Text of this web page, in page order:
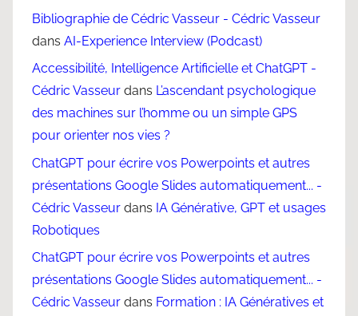
Bibliographie de Cédric Vasseur - Cédric Vasseur
dans AI-Experience Interview (Podcast)
Accessibilité, Intelligence Artificielle et ChatGPT -
Cédric Vasseur dans L’ascendant psychologique
des machines sur l’homme ou un simple GPS
pour orienter nos vies ?
ChatGPT pour écrire vos Powerpoints et autres
présentations Google Slides automatiquement... -
Cédric Vasseur dans IA Générative, GPT et usages
Robotiques
ChatGPT pour écrire vos Powerpoints et autres
présentations Google Slides automatiquement... -
Cédric Vasseur dans Formation : IA Génératives et